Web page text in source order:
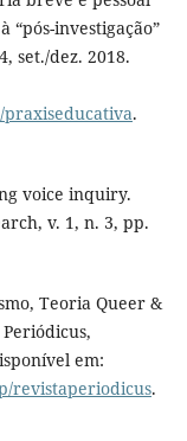
“pós-investigação”
set./dez. 2018.
.
voice inquiry.
v. 1, n. 3, pp.
Teoria Queer &
em:
revistaperiodicus.